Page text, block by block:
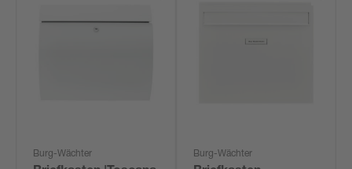
Burg-Wächter Burg-Wächter